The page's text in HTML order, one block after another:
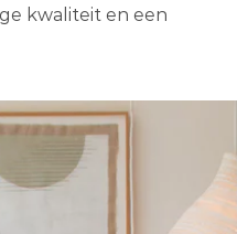
kwaliteit en een